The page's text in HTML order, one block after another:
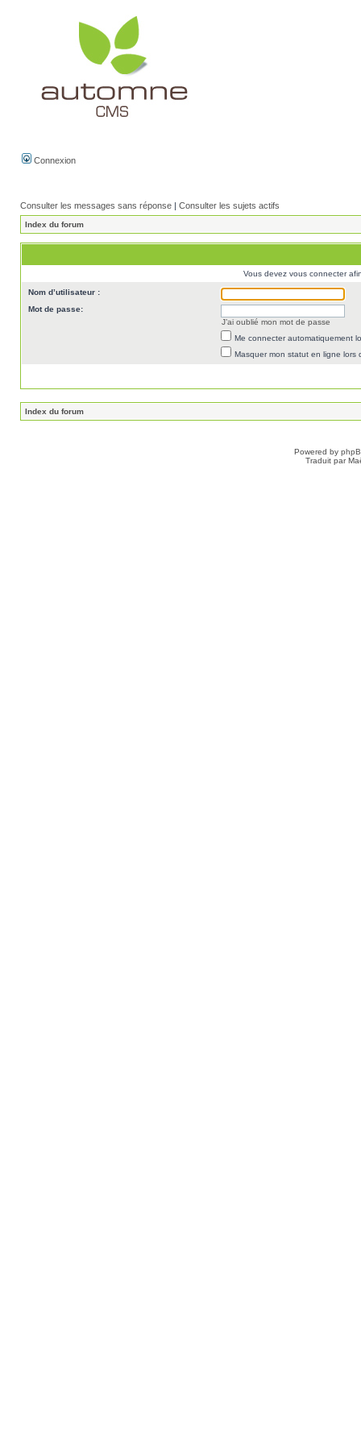
Connexion
Consulter les messages sans réponse | Consulter les sujets actifs
Index du forum
Vous devez vous connecter
Nom d’utilisateur :
Mot de passe:
J’ai oublié mon mot de passe
Me connecter automatiquement
Masquer mon statut en ligne lors
Index du forum
Powered by
Traduit par